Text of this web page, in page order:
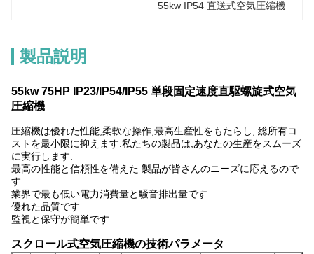
55kw IP54 直送式空気圧縮機
製品説明
55kw 75HP IP23/IP54/IP55 単段固定速度直駆螺旋式空気
圧縮機
圧縮機は優れた性能,柔軟な操作,最高生産性をもたらし, 総所有コ
ストを最小限に抑えます.私たちの製品は,あなたの生産をスムーズ
に実行します.
最高の性能と信頼性を備えた 製品が皆さんのニーズに応えるので
す
業界で最も低い電力消費量と騒音排出量です
優れた品質です
監視と保守が簡単です
スクロール式空気圧縮機の技術パラメータ